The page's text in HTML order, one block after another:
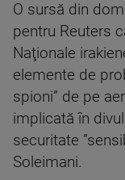
O sursă din
pentru Reuters
Naţionale
elemente de
spioni” de pe
implicată în
securitate
Soleimani.